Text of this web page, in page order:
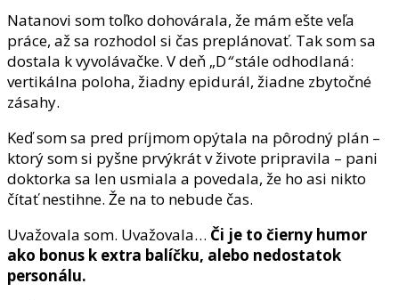
Natanovi som toľko dohovárala, že mám ešte veľa
práce, až sa rozhodol si čas preplánovať. Tak som sa
dostala k vyvolávačke. V deň „D“stále odhodlaná:
vertikálna poloha, žiadny epidurál, žiadne zbytočné
zásahy.
Keď som sa pred príjmom opýtala na pôrodný plán –
ktorý som si pyšne prvýkrát v živote pripravila – pani
doktorka sa len usmiala a povedala, že ho asi nikto
čítať nestihne. Že na to nebude čas.
Uvažovala som. Uvažovala… Či je to čierny humor
ako bonus k extra balíčku, alebo nedostatok
personálu.